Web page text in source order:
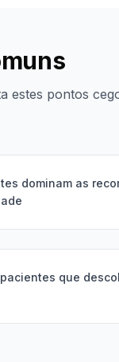
estes pontos
dominam as
que